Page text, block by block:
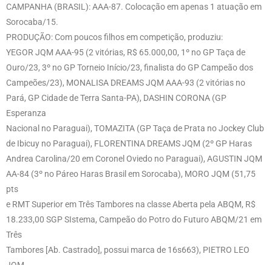
CAMPANHA (BRASIL): AAA-87. Colocação em apenas 1 atuação em
Sorocaba/15.
PRODUÇÃO: Com poucos filhos em competição, produziu:
YEGOR JQM AAA-95 (2 vitórias, R$ 65.000,00, 1º no GP Taça de
Ouro/23, 3º no GP Torneio Início/23, finalista do GP Campeão dos
Campeões/23), MONALISA DREAMS JQM AAA-93 (2 vitórias no
Pará, GP Cidade de Terra Santa-PA), DASHIN CORONA (GP
Esperanza
Nacional no Paraguai), TOMAZITA (GP Taça de Prata no Jockey Club
de Ibicuy no Paraguai), FLORENTINA DREAMS JQM (2º GP Haras
Andrea Carolina/20 em Coronel Oviedo no Paraguai), AGUSTIN JQM
AA-84 (3º no Páreo Haras Brasil em Sorocaba), MORO JQM (51,75
pts
e RMT Superior em Três Tambores na classe Aberta pela ABQM, R$
18.233,00 SGP SIstema, Campeão do Potro do Futuro ABQM/21 em
Três
Tambores [Ab. Castrado], possui marca de 16s663), PIETRO LEO